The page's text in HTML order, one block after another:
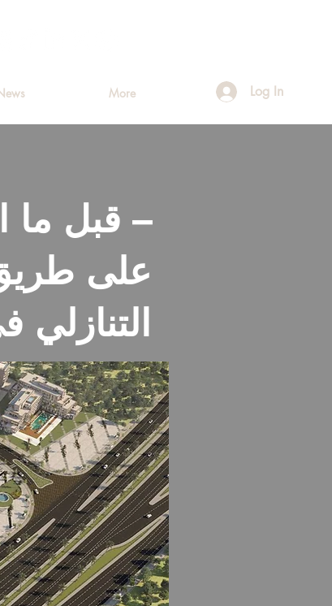
More Log In
قبل ما
التنازلي